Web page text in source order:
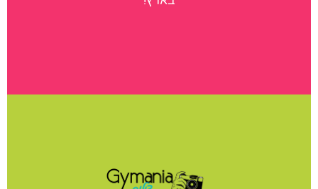
הגלריות שלנו
ימי צילום